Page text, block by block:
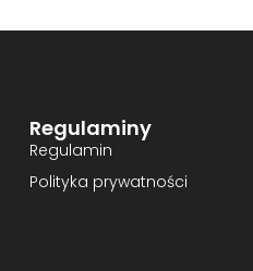
Regulaminy
Regulamin
Polityka prywatności